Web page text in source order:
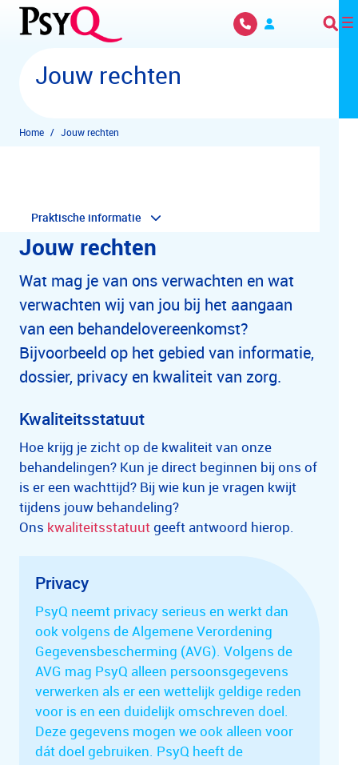
Overslaan en naar hoofdinhoud gaan
Jouw rechten
Home Jouw rechten
Praktische informatie
Jouw rechten
Wat mag je van ons verwachten en wat
verwachten wij van jou bij het aangaan
van een behandelovereenkomst?
Bijvoorbeeld op het gebied van informatie,
dossier, privacy en kwaliteit van zorg.
Kwaliteitsstatuut
Hoe krijg je zicht op de kwaliteit van onze
behandelingen? Kun je direct beginnen bij ons of
is er een wachttijd? Bij wie kun je vragen kwijt
tijdens jouw behandeling?
Ons kwaliteitsstatuut geeft antwoord hierop.
Privacy
PsyQ neemt privacy serieus en werkt dan
ook volgens de Algemene Verordening
Gegevensbescherming (AVG). Volgens de
AVG mag PsyQ alleen persoonsgegevens
verwerken als er een wettelijk geldige reden
voor is en een duidelijk omschreven doel.
Deze gegevens mogen we ook alleen voor
dát doel gebruiken. PsyQ heeft de